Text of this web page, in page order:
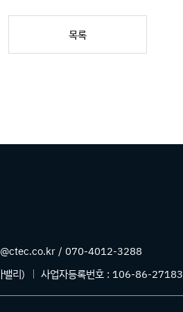
목록
/ 070-4012-3288
사업자등록번호 : 106-86-27183
리)